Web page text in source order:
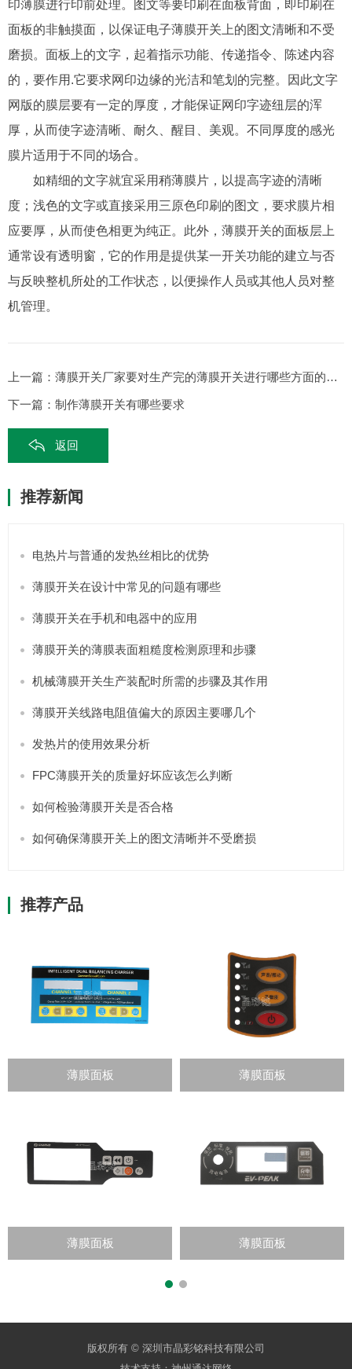
印薄膜进行印前处理。图文等要印刷在面板背面，即印刷在
面板的非触摸面，以保证电子薄膜开关上的图文清晰和不受
磨损。面板上的文字，起着指示功能、传递指令、陈述内容
的，要作用.它要求网印边缘的光洁和笔划的完整。因此文字
网版的膜层要有一定的厚度，才能保证网印字迹纽层的浑
厚，从而使字迹清晰、耐久、醒目、美观。不同厚度的感光
膜片适用于不同的场合。
如精细的文字就宜采用稍薄膜片，以提高字迹的清晰
度；浅色的文字或直接采用三原色印刷的图文，要求膜片相
应要厚，从而使色相更为纯正。此外，薄膜开关的面板层上
通常设有透明窗，它的作用是提供某一开关功能的建立与否
与反映整机所处的工作状态，以便操作人员或其他人员对整
机管理。
上一篇： 薄膜开关厂家要对生产完的薄膜开关进行哪些方面的检查
下一篇： 制作薄膜开关有哪些要求
返回
推荐新闻
电热片与普通的发热丝相比的优势
薄膜开关在设计中常见的问题有哪些
薄膜开关在手机和电器中的应用
薄膜开关的薄膜表面粗糙度检测原理和步骤
机械薄膜开关生产装配时所需的步骤及其作用
薄膜开关线路电阻值偏大的原因主要哪几个
发热片的使用效果分析
FPC薄膜开关的质量好坏应该怎么判断
如何检验薄膜开关是否合格
如何确保薄膜开关上的图文清晰并不受磨损
推荐产品
薄膜面板
薄膜面板
薄膜面板
薄膜面板
版权所有 © 深圳市晶彩铭科技有限公司